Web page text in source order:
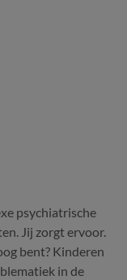
psychiatrische
Jij zorgt ervoor.
bent? Kinderen
in de